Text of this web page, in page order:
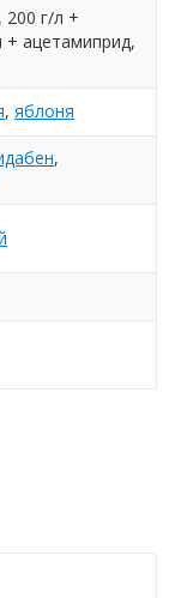
г/л +
+ ацетамиприд,
, яблоня
,